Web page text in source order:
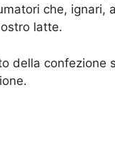
che, ignari,
latte.
della confezione